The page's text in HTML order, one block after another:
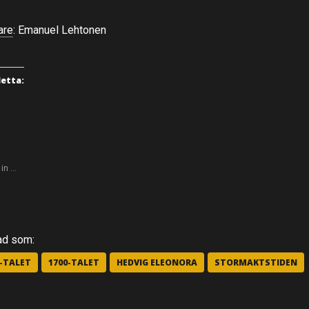
: Emanuel Lehtonen
in …
som:
TALET 1700-TALET HEDVIG ELEONORA STORMAKTSTIDEN